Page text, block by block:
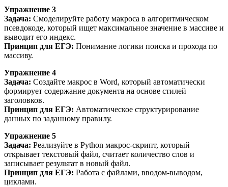
Упражнение 3
Задача: Смоделируйте работу макроса в алгоритмическом
псевдокоде, который ищет максимальное значение в массиве и
выводит его индекс.
Принцип для ЕГЭ: Понимание логики поиска и прохода по
массиву.
Упражнение 4
Задача: Создайте макрос в Word, который автоматически
формирует содержание документа на основе стилей
заголовков.
Принцип для ЕГЭ: Автоматическое структурирование
данных по заданному правилу.
Упражнение 5
Задача: Реализуйте в Python макрос-скрипт, который
открывает текстовый файл, считает количество слов и
записывает результат в новый файл.
Принцип для ЕГЭ: Работа с файлами, вводом-выводом,
циклами.